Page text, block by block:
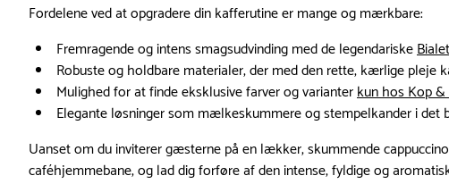
Fordelene ved at opgradere din kafferutine er mange og mærkbare:
Fremragende og intens smagsudvinding med de legendariske
Robuste og holdbare materialer, der med den rette, kærlige pleje
Mulighed for at finde eksklusive farver og varianterkun hos Kop
Elegante løsninger som mælkeskummere og stempelkander i det
Uanset om du inviterer gæsterne på en lækker, skummende
caféhjemmebane, og lad dig forføre af den intense, fyldige og